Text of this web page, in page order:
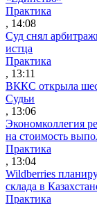
Практика
, 14:08
Суд снял
истца
Практика
, 13:11
ВККС открыла
Судьи
, 13:06
Экономколлегия
на стоимость
Практика
, 13:04
Wildberries
склада в
Практика